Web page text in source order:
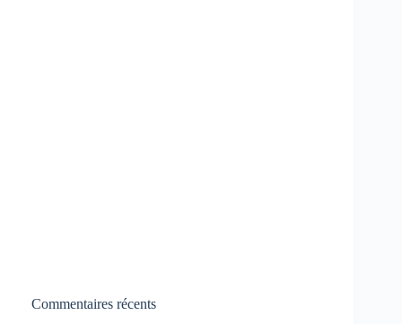
Commentaires récents